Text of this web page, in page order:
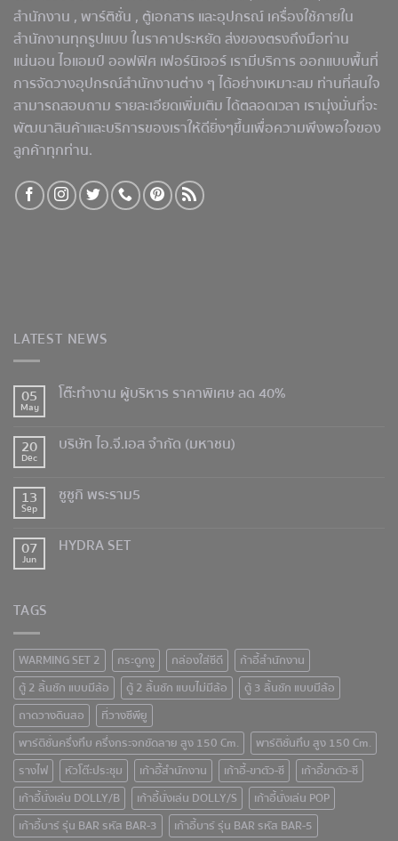
สำนักงาน , พาร์ติชั่น , ตู้เอกสาร และอุปกรณ์ เครื่องใช้ภายใน
สำนักงานทุกรูปแบบ ในราคาประหยัด ส่งของตรงถึงมือท่าน
แน่นอน ไอแอมป์ ออฟฟิศ เฟอร์นิเจอร์ เรามีบริการ ออกแบบพื้นที่
การจัดวางอุปกรณ์สำนักงานต่าง ๆ ได้อย่างเหมาะสม ท่านที่สนใจ
สามารถสอบถาม รายละเอียดเพิ่มเติม ได้ตลอดเวลา เรามุ่งมั่นที่จะ
พัฒนาสินค้าและบริการของเราให้ดียิ่งๆขึ้นเพื่อความพึงพอใจของ
ลูกค้าทุกท่าน.
LATEST NEWS
05
May
โต๊ะทำงาน ผู้บริหาร ราคาพิเศษ ลด 40%
20
Dec
บริษัท ไอ.จี.เอส จำกัด (มหาชน)
13
Sep
ซูซูกิ พระราม5
07
Jun
HYDRA SET
TAGS
WARMING SET 2 กระดูกงู กล่องใส่ซีดี
ก้าอี้สำนักงาน
ตู้ 2 ลิ้นชัก แบบมีล้อ
ตู้ 2 ลิ้นชัก แบบไม่มีล้อ
ตู้ 3 ลิ้นชัก แบบมีล้อ
ถาดวางดินสอ
ที่วางซีพียู
พาร์ติชั่นครึ่งทึบ ครึ่งกระจกขัดลาย สูง 150 Cm.
พาร์ติชั่นทึบ สูง 150 Cm.
รางไฟ
หัวโต๊ะประชุม เก้าอีั้สำนักงาน เก้าอี้-ขาตัว-ซี
เก้าอี้ขาตัว-ซี
เก้าอี้นั่งเล่น DOLLY/B
เก้าอี้นั่งเล่น DOLLY/S
เก้าอี้นั่งเล่น POP
เก้าอี้บาร์ รุ่น BAR รหัส BAR-3
เก้าอี้บาร์ รุ่น BAR รหัส BAR-5